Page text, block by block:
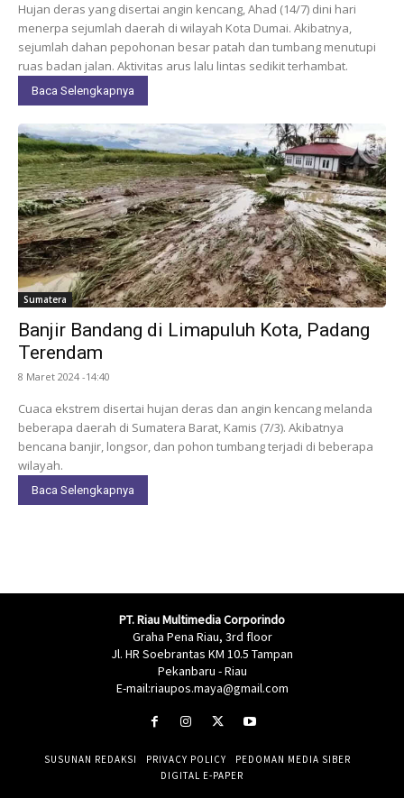
Hujan deras yang disertai angin kencang, Ahad (14/7) dini hari
menerpa sejumlah daerah di wilayah Kota Dumai. Akibatnya,
sejumlah dahan pepohonan besar patah dan tumbang menutupi
ruas badan jalan. Aktivitas arus lalu lintas sedikit terhambat.
Baca Selengkapnya
Sumatera
Banjir Bandang di Limapuluh Kota, Padang
Terendam
8 Maret 2024 -14:40
Cuaca ekstrem disertai hujan deras dan angin kencang melanda
beberapa daerah di Sumatera Barat, Kamis (7/3). Akibatnya
bencana banjir, longsor, dan pohon tumbang terjadi di beberapa
wilayah.
Baca Selengkapnya
PT. Riau Multimedia Corporindo
Graha Pena Riau, 3rd floor
Jl. HR Soebrantas KM 10.5 Tampan
Pekanbaru - Riau
E-mail:riaupos.maya@gmail.com
SUSUNAN REDAKSI PRIVACY POLICY
PEDOMAN MEDIA SIBER
DIGITAL E-PAPER